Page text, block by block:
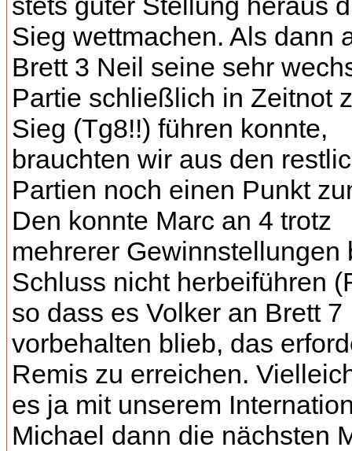
Sieg wettmachen. Als dann
Brett 3 Neil seine sehr
Partie schließlich in Zeitnot
Sieg (Tg8!!) führen konnte,
brauchten wir aus den
Partien noch einen Punkt
Den konnte Marc an 4 trotz
mehrerer Gewinnstellungen
Schluss nicht herbeiführen
so dass es Volker an Brett 7
vorbehalten blieb, das
Remis zu erreichen.
es ja mit unserem
Michael dann die nächsten